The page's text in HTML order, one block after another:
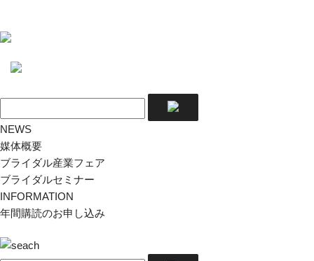
NEWS
媒体概要
ブライダル産業フェア
ブライダルセミナー
INFORMATION
年間購読のお申し込み